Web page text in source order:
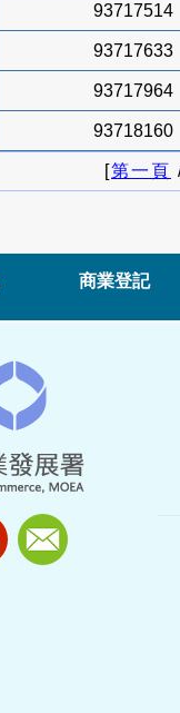
93717514
93717633
93717964
93718160
[第一頁
商業登記